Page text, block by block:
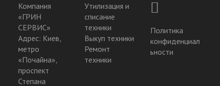
Компания
«ГРИН
СЕРВИС»
Адрес: Киев,
метро
«Почайна»,
проспект
Степана
Утилизация и
списание
техники
Выкуп техники
Ремонт
техники
Политика
конфиденциал
ьности